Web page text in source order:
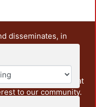
disseminates, in
and research
includes some
from the
other institutions that
to our community.